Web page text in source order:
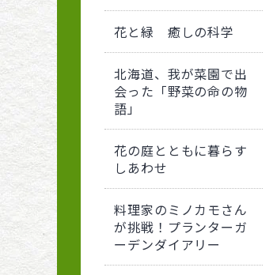
花と緑 癒しの科学
北海道、我が菜園で出
会った「野菜の命の物
語」
花の庭とともに暮らす
しあわせ
料理家のミノカモさん
が挑戦！プランターガ
ーデンダイアリー